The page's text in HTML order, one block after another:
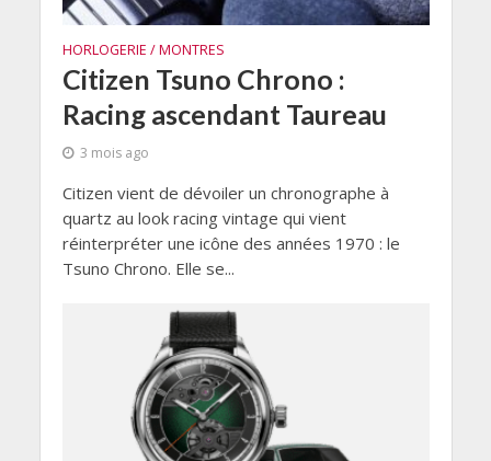
HORLOGERIE / MONTRES
Citizen Tsuno Chrono :
Racing ascendant Taureau
3 mois ago
Citizen vient de dévoiler un chronographe à
quartz au look racing vintage qui vient
réinterpréter une icône des années 1970 : le
Tsuno Chrono. Elle se...